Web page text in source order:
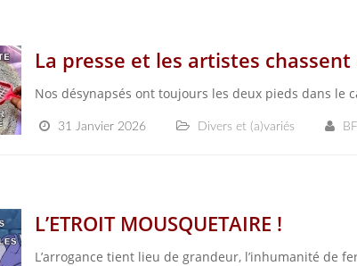
La presse et les artistes
Nos désynapsés ont toujours les deux pieds dans le
31 Janvier 2026 Divers et (a)variés BF
L’ETROIT MOUSQUETAIRE !
L’arrogance tient lieu de grandeur, l’inhumanité de